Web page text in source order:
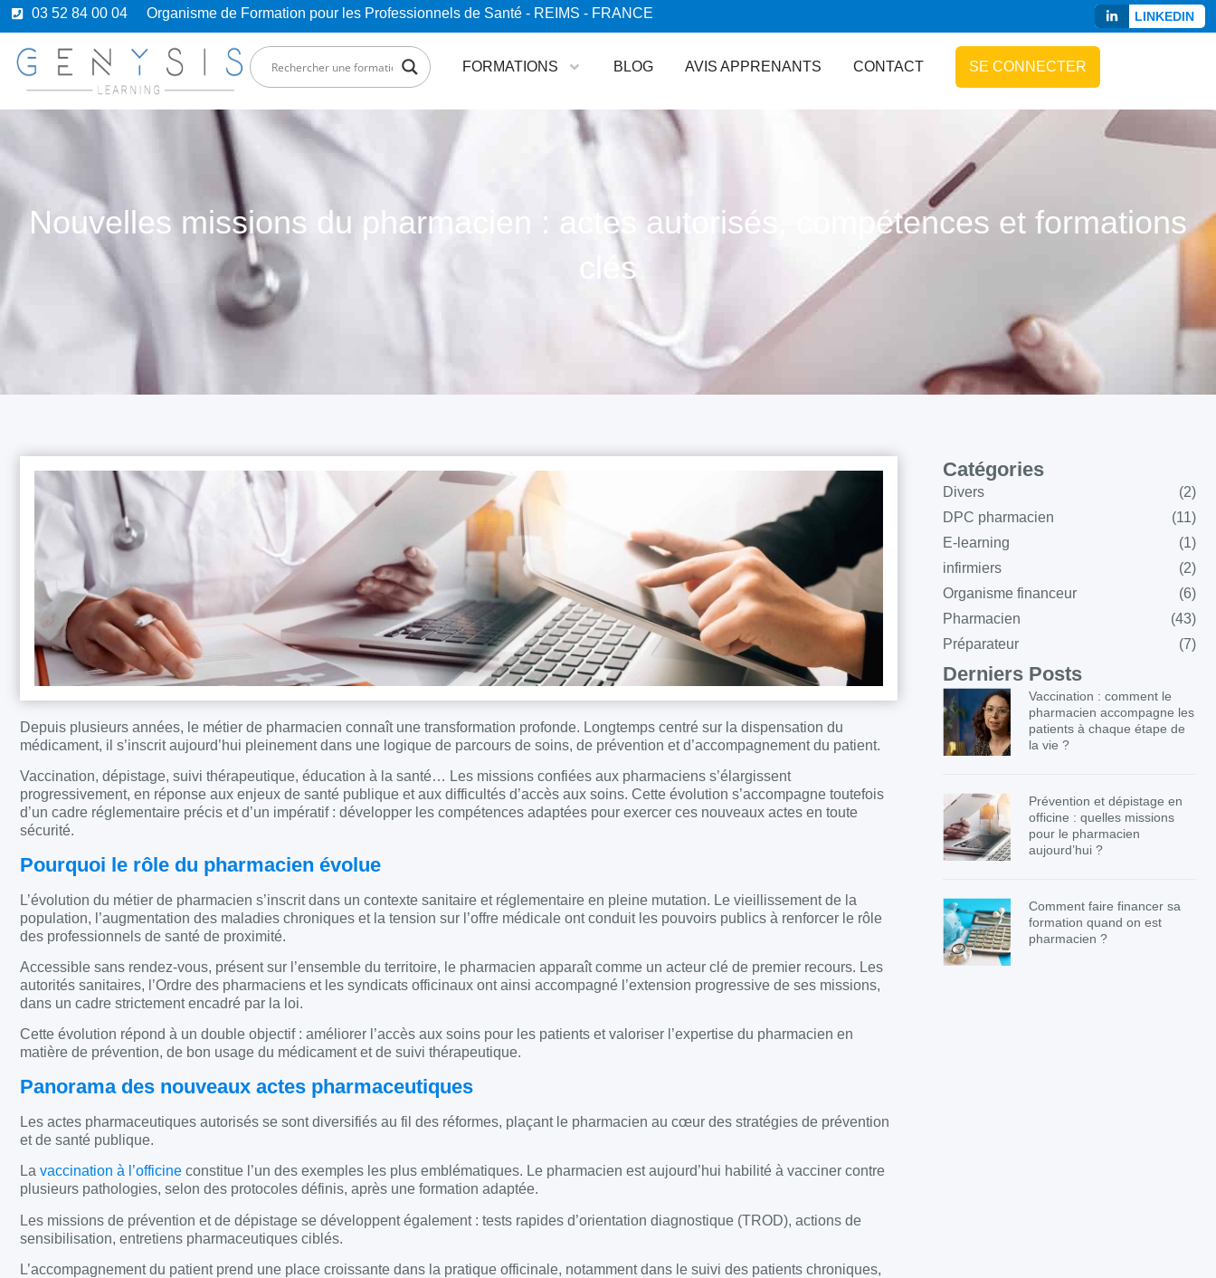
03 52 84 00 04 Organisme de Formation pour les Professionnels de Santé - REIMS - FRANCE LINKEDIN
FORMATIONS BLOG AVIS APPRENANTS CONTACT SE CONNECTER
Nouvelles missions du pharmacien : actes autorisés, compétences et formations
clés
Depuis plusieurs années, le métier de pharmacien connaît une transformation profonde. Longtemps centré sur la dispensation du
médicament, il s’inscrit aujourd’hui pleinement dans une logique de parcours de soins, de prévention et d’accompagnement du patient.
Vaccination, dépistage, suivi thérapeutique, éducation à la santé… Les missions confiées aux pharmaciens s’élargissent
progressivement, en réponse aux enjeux de santé publique et aux difficultés d’accès aux soins. Cette évolution s’accompagne toutefois
d’un cadre réglementaire précis et d’un impératif : développer les compétences adaptées pour exercer ces nouveaux actes en toute
sécurité.
Pourquoi le rôle du pharmacien évolue
L’évolution du métier de pharmacien s’inscrit dans un contexte sanitaire et réglementaire en pleine mutation. Le vieillissement de la
population, l’augmentation des maladies chroniques et la tension sur l’offre médicale ont conduit les pouvoirs publics à renforcer le rôle
des professionnels de santé de proximité.
Accessible sans rendez-vous, présent sur l’ensemble du territoire, le pharmacien apparaît comme un acteur clé de premier recours. Les
autorités sanitaires, l’Ordre des pharmaciens et les syndicats officinaux ont ainsi accompagné l’extension progressive de ses missions,
dans un cadre strictement encadré par la loi.
Cette évolution répond à un double objectif : améliorer l’accès aux soins pour les patients et valoriser l’expertise du pharmacien en
matière de prévention, de bon usage du médicament et de suivi thérapeutique.
Panorama des nouveaux actes pharmaceutiques
Les actes pharmaceutiques autorisés se sont diversifiés au fil des réformes, plaçant le pharmacien au cœur des stratégies de prévention
et de santé publique.
La vaccination à l’officine constitue l’un des exemples les plus emblématiques. Le pharmacien est aujourd’hui habilité à vacciner contre
plusieurs pathologies, selon des protocoles définis, après une formation adaptée.
Les missions de prévention et de dépistage se développent également : tests rapides d’orientation diagnostique (TROD), actions de
sensibilisation, entretiens pharmaceutiques ciblés.
L’accompagnement du patient prend une place croissante dans la pratique officinale, notamment dans le suivi des patients chroniques,
Catégories
Divers
(2)
DPC pharmacien
(11)
E-learning
(1)
infirmiers
(2)
Organisme financeur
(6)
Pharmacien
(43)
Préparateur
(7)
Derniers Posts
Vaccination : comment le
pharmacien accompagne les
patients à chaque étape de
la vie ?
Prévention et dépistage en
officine : quelles missions
pour le pharmacien
aujourd’hui ?
Comment faire financer sa
formation quand on est
pharmacien ?